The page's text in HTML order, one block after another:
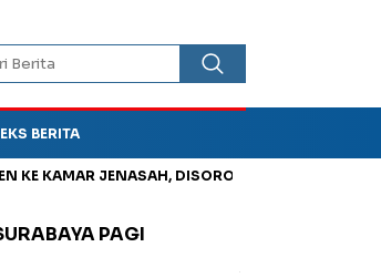
BERITA
JENASAH, DISOROT
PAGI